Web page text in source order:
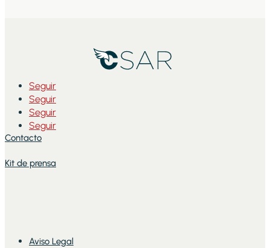
Seguir
Seguir
Seguir
Seguir
Contacto
Kit de prensa
Aviso Legal